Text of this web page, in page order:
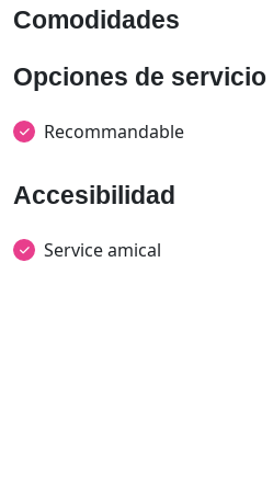
Comodidades
Opciones de servicio
Recommandable
Accesibilidad
Service amical